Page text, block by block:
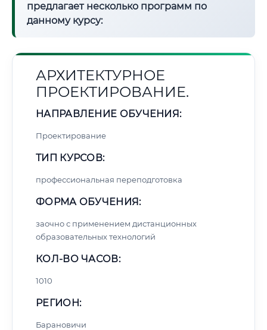
предлагает несколько программ по
данному курсу:
АРХИТЕКТУРНОЕ
ПРОЕКТИРОВАНИЕ.
НАПРАВЛЕНИЕ ОБУЧЕНИЯ:
Проектирование
ТИП КУРСОВ:
профессиональная переподготовка
ФОРМА ОБУЧЕНИЯ:
заочно с применением дистанционных
образовательных технологий
КОЛ-ВО ЧАСОВ:
1010
РЕГИОН:
Барановичи